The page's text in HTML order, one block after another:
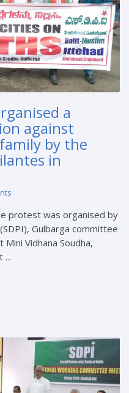
a
against
by the
in
protest was organised by
Gulbarga committee
Vidhana Soudha,
...